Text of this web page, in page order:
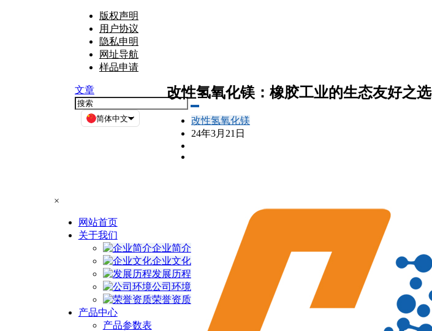
版权声明
用户协议
隐私申明
网址导航
样品申请
文章
简体中文
×
网站首页
关于我们
企业简介
企业文化
发展历程
公司环境
荣誉资质
产品中心
产品参数表
改性氢氧化镁：橡胶工业的生态友好之选
改性氢氧化镁
24年3月21日